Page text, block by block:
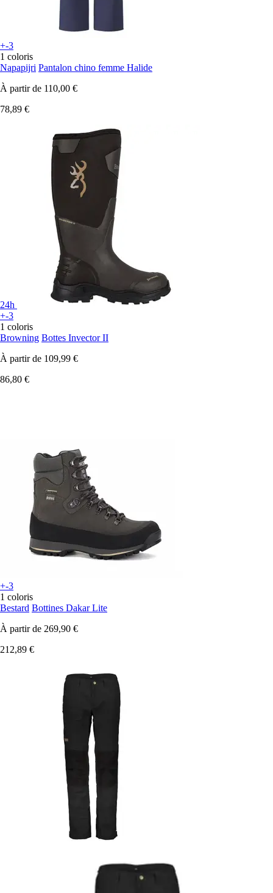
+-3
1 coloris
Napapijri Pantalon chino femme Halide
À partir de 110,00 €
78,89 €
24h
+-3
1 coloris
Browning Bottes Invector II
À partir de 109,99 €
86,80 €
+-3
1 coloris
Bestard Bottines Dakar Lite
À partir de 269,90 €
212,89 €